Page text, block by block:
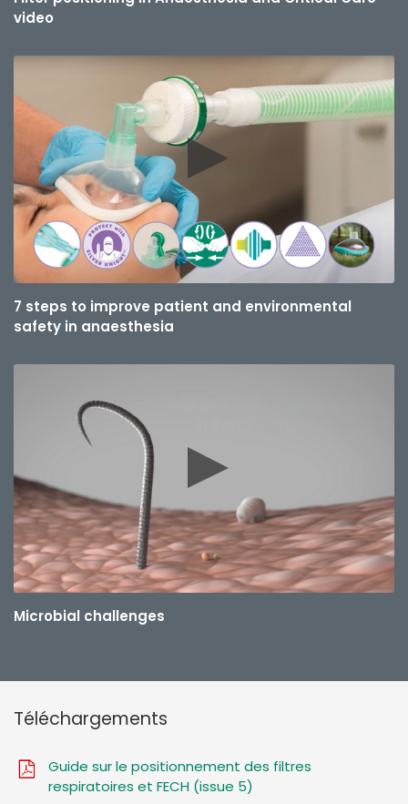
video
7 steps to improve patient and environmental
safety in anaesthesia
Microbial challenges
Téléchargements
Guide sur le positionnement des filtres
respiratoires et FECH (issue 5)